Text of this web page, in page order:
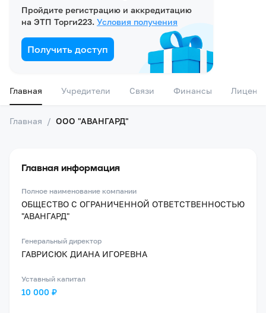
Пройдите регистрацию и аккредитацию
на ЭТП Торги223. Условия получения
Получить доступ
Главная Учредители Связи Финансы
Главная / ООО "АВАНГАРД"
Главная информация
Полное наименование компании
ОБЩЕСТВО С ОГРАНИЧЕННОЙ ОТВЕТСТВЕННОСТЬЮ
"АВАНГАРД"
Генеральный директор
ГАВРИСЮК ДИАНА ИГОРЕВНА
Уставный капитал
10 000 ₽